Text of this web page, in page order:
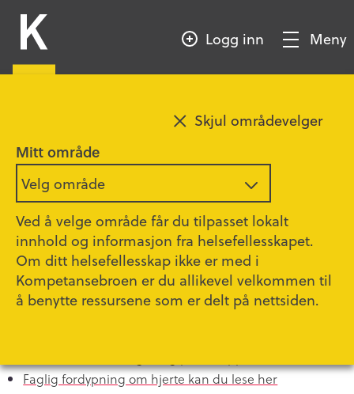
Mitt område
Velg område
Ved å velge område får du tilpasset lokalt
innhold og informasjon fra helsefellesskapet.
Om ditt helsefellesskap ikke er med i
Kompetansebroen er du allikevel velkommen til
å benytte ressursene som er delt på nettsiden.
Skjul områdevelger
HOVEDINNHOLD
KompetansebroenLogg inn
Vis/SkjulMeny
Døgnområde 1 –
hjertemedisin
Velkommen til døgnområde 1 - hjertemedisin!
På denne siden finner du informasjon om
praksisstedet, samt kompetansetrapp for
Faglig fordypning om hjerte kan du lese her